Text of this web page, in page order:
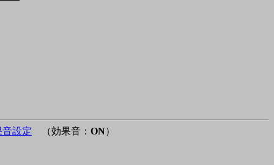
設定 （効果音： ON）